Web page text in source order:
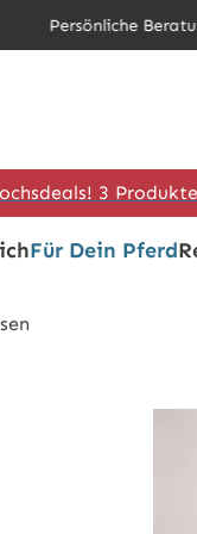
Persönliche
3
Für Dein Pferd